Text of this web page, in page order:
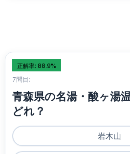
正解率: 88.9%
7問目:
青森県の名湯・酸ヶ湯
どれ？
岩木山